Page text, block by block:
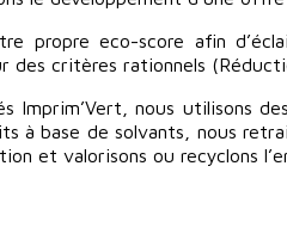
propre eco-score afin
des critères rationnels
Imprim’Vert, nous utilisons
à base de solvants, nous
et valorisons ou recyclons